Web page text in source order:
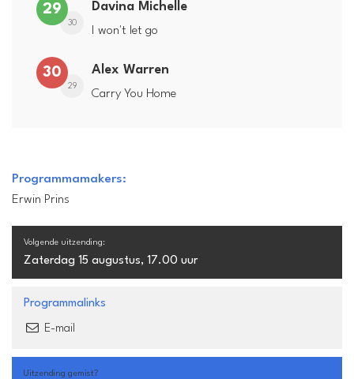
29
30
Davina Michelle
I won't let go
30
29
Alex Warren
Carry You Home
Programmamakers:
Erwin Prins
Volgende uitzending:
Zaterdag 15 augustus, 17.00 uur
Programmalinks
E-mail
Uitzending gemist?